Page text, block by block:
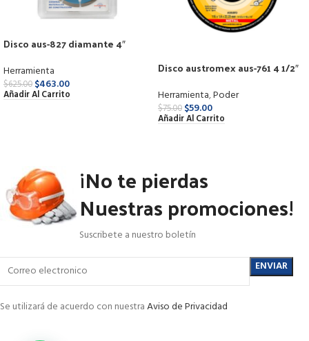
Disco aus-827 diamante 4″
Herramienta
$625.00 $463.00
Añadir Al Carrito
Disco austromex aus-761 4 1/2″
Herramienta,Poder
$75.00 $59.00
Añadir Al Carrito
¡No te pierdas
Nuestras promociones!
Suscribete a nuestro boletín
Se utilizará de acuerdo con nuestraAviso de Privacidad